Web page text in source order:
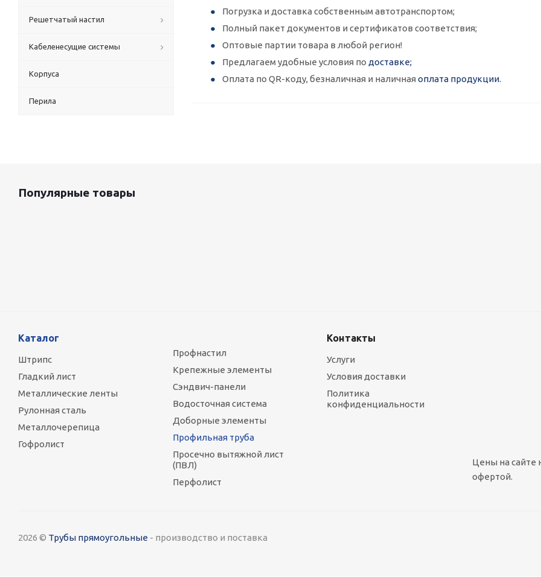
Погрузка и доставка собственным автотранспортом;
Полный пакет документов и сертификатов соответствия;
Оптовые партии товара в любой регион!
Предлагаем удобные условия по доставке;
Оплата по QR-коду, безналичная и наличная оплата продукции.
Решетчатый настил
Кабеленесущие системы
Корпуса
Перила
Популярные товары
Каталог
Штрипс
Гладкий лист
Металлические ленты
Рулонная сталь
Металлочерепица
Гофролист
Профнастил
Крепежные элементы
Сэндвич-панели
Водосточная система
Доборные элементы
Профильная труба
Просечно вытяжной лист
(ПВЛ)
Перфолист
Контакты
Услуги
Условия доставки
Политика
конфиденциальности
Цены на сайте
офертой.
2026 © Трубы прямоугольные - производство и поставка